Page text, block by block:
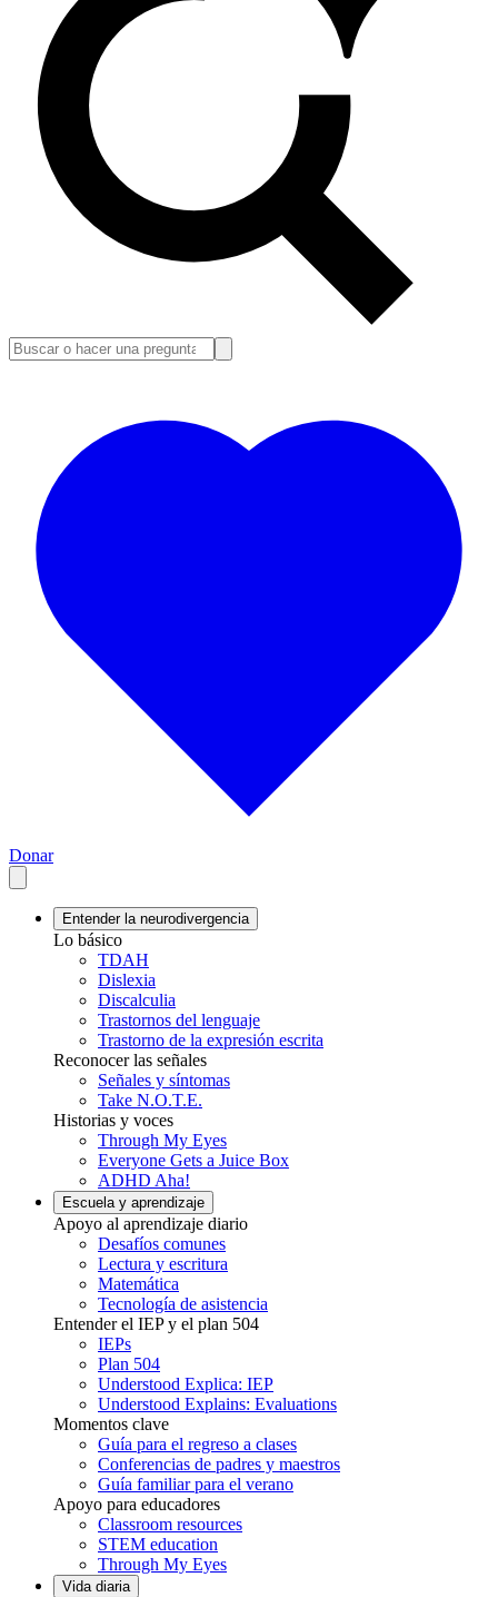
Donar
Entender la neurodivergencia
Lo básico
TDAH
Dislexia
Discalculia
Trastornos del lenguaje
Trastorno de la expresión escrita
Reconocer las señales
Señales y síntomas
Take N.O.T.E.
Historias y voces
Through My Eyes
Everyone Gets a Juice Box
ADHD Aha!
Escuela y aprendizaje
Apoyo al aprendizaje diario
Desafíos comunes
Lectura y escritura
Matemática
Tecnología de asistencia
Entender el IEP y el plan 504
IEPs
Plan 504
Understood Explica: IEP
Understood Explains: Evaluations
Momentos clave
Guía para el regreso a clases
Conferencias de padres y maestros
Guía familiar para el verano
Apoyo para educadores
Classroom resources
STEM education
Through My Eyes
Vida diaria